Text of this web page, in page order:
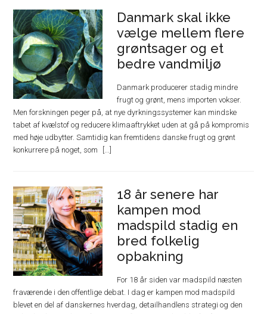
Danmark skal ikke
vælge mellem flere
grøntsager og et
bedre vandmiljø
Danmark producerer stadig mindre
frugt og grønt, mens importen vokser.
Men forskningen peger på, at nye dyrkningssystemer kan mindske
tabet af kvælstof og reducere klimaaftrykket uden at gå på kompromis
med høje udbytter. Samtidig kan fremtidens danske frugt og grønt
konkurrere på noget, som
18 år senere har
kampen mod
madspild stadig en
bred folkelig
opbakning
For 18 år siden var madspild næsten
fraværende i den offentlige debat. I dag er kampen mod madspild
blevet en del af danskernes hverdag, detailhandlens strategi og den